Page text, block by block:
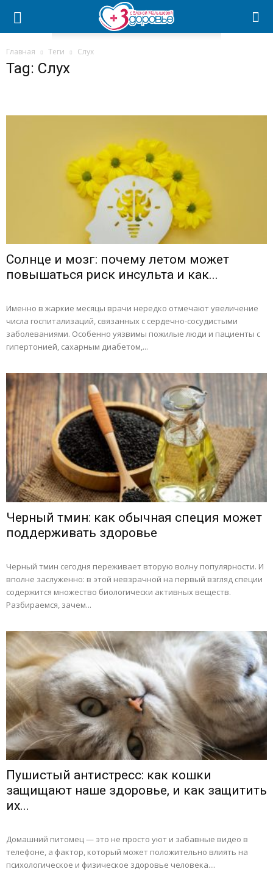
Главная Теги Слух
Tag: Слух
Солнце и мозг: почему летом может
повышаться риск инсульта и как...
Именно в жаркие месяцы врачи нередко отмечают увеличение
числа госпитализаций, связанных с сердечно-сосудистыми
заболеваниями. Особенно уязвимы пожилые люди и пациенты с
гипертонией, сахарным диабетом,...
Черный тмин: как обычная специя может
поддерживать здоровье
Черный тмин сегодня переживает вторую волну популярности. И
вполне заслуженно: в этой невзрачной на первый взгляд специи
содержится множество биологически активных веществ.
Разбираемся, зачем...
Пушистый антистресс: как кошки
защищают наше здоровье, и как защитить
их...
Домашний питомец — это не просто уют и забавные видео в
телефоне, а фактор, который может положительно влиять на
психологическое и физическое здоровье человека....